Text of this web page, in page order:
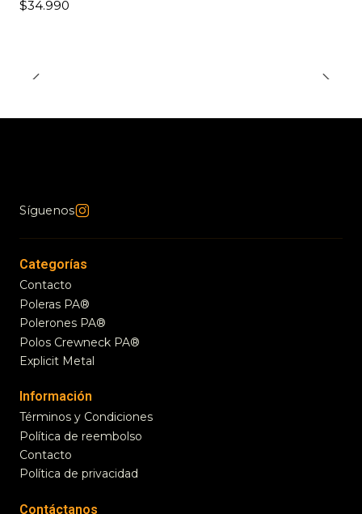
$34.990
Síguenos
Categorías
Contacto
Poleras PA®
Polerones PA®
Polos Crewneck PA®
Explicit Metal
Información
Términos y Condiciones
Política de reembolso
Contacto
Política de privacidad
Contáctanos